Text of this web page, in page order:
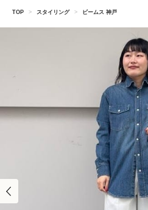
TOP > スタイリング > ビームス 神戸